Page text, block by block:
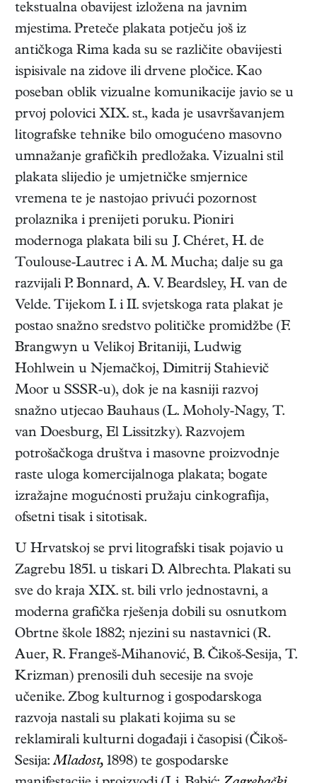
tekstualna obavijest izložena na javnim
mjestima. Preteče plakata potječu još iz
antičkoga Rima kada su se različite obavijesti
ispisivale na zidove ili drvene pločice. Kao
poseban oblik vizualne komunikacije javio se u
prvoj polovici XIX. st., kada je usavršavanjem
litografske tehnike bilo omogućeno masovno
umnažanje grafičkih predložaka. Vizualni stil
plakata slijedio je umjetničke smjernice
vremena te je nastojao privući pozornost
prolaznika i prenijeti poruku. Pioniri
modernoga plakata bili su J. Chéret, H. de
Toulouse-Lautrec i A. M. Mucha; dalje su ga
razvijali P. Bonnard, A. V. Beardsley, H. van de
Velde. Tijekom I. i II. svjetskoga rata plakat je
postao snažno sredstvo političke promidžbe (F.
Brangwyn u Velikoj Britaniji, Ludwig
Hohlwein u Njemačkoj, Dimitrij Stahievič
Moor u SSSR-u), dok je na kasniji razvoj
snažno utjecao Bauhaus (L. Moholy-Nagy, T.
van Doesburg, El Lissitzky). Razvojem
potrošačkoga društva i masovne proizvodnje
raste uloga komercijalnoga plakata; bogate
izražajne mogućnosti pružaju cinkografija,
ofsetni tisak i sitotisak.
U Hrvatskoj se prvi litografski tisak pojavio u
Zagrebu 1851. u tiskari D. Albrechta. Plakati su
sve do kraja XIX. st. bili vrlo jednostavni, a
moderna grafička rješenja dobili su osnutkom
Obrtne škole 1882; njezini su nastavnici (R.
Auer, R. Frangeš-Mihanović, B. Čikoš-Sesija, T.
Krizman) prenosili duh secesije na svoje
učenike. Zbog kulturnog i gospodarskoga
razvoja nastali su plakati kojima su se
reklamirali kulturni događaji i časopisi (Čikoš-
Sesija:Mladost, 1898) te gospodarske